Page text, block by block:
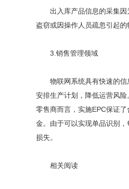
出入库产品信息的采集因为
盗窃或因操作人员疏忽引起
3.销售管理领域
物联网系统具有快速的信息
安排生产计划，降低运营风
零售商而言，实施EPC保证
金。由于可以实现单品识别
损失。
相关阅读